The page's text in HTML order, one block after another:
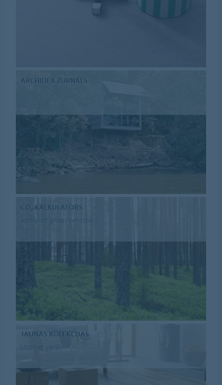
ARCHIDEA ŽURNĀLS
CO₂ KALKULATORS
aprēķināt grīdas veiktspēju
JAUNAS KOLEKCIJAS
Uzziniet vairāk